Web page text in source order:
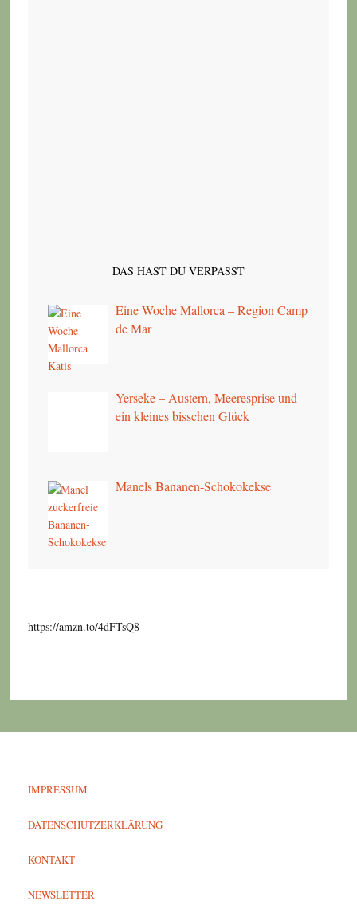
DAS HAST DU VERPASST
Eine Woche Mallorca – Region Camp
de Mar
Yerseke – Austern, Meeresprise und
ein kleines bisschen Glück
Manels Bananen-Schokokekse
https://amzn.to/4dFTsQ8
IMPRESSUM
DATENSCHUTZERKLÄRUNG
KONTAKT
NEWSLETTER